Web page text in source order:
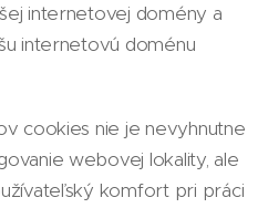
internetovej domény a
internetovú doménu
cookies nie je nevyhnutne
webovej lokality, ale
komfort pri práci